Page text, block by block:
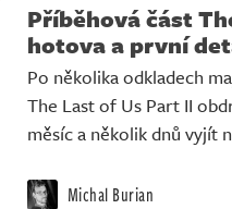
Příběhová část
hotova a první
Po několika odkladech
The Last of Us Part II
měsíc a několik dnů vyjít
Michal Burian